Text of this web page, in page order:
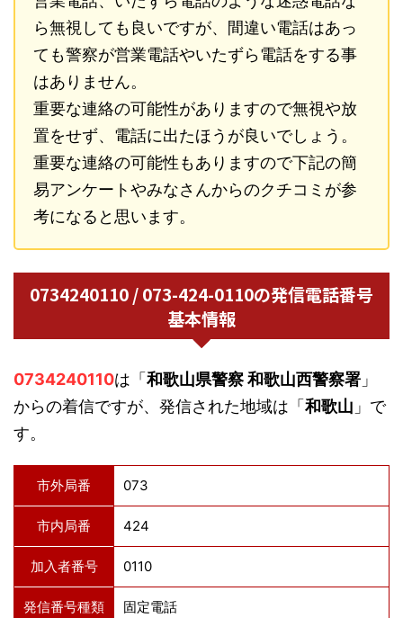
ら無視しても良いですが、間違い電話はあっ
ても警察が営業電話やいたずら電話をする事
はありません。
重要な連絡の可能性がありますので無視や放
置をせず、電話に出たほうが良いでしょう。
重要な連絡の可能性もありますので下記の簡
易アンケートやみなさんからのクチコミが参
考になると思います。
0734240110 / 073-424-0110の発信電話番号
基本情報
0734240110は「和歌山県警察 和歌山西警察署 」
からの着信ですが、発信された地域は「和歌山 」で
す。
市外局番 073
市内局番 424
加入者番号 0110
発信番号種類 固定電話